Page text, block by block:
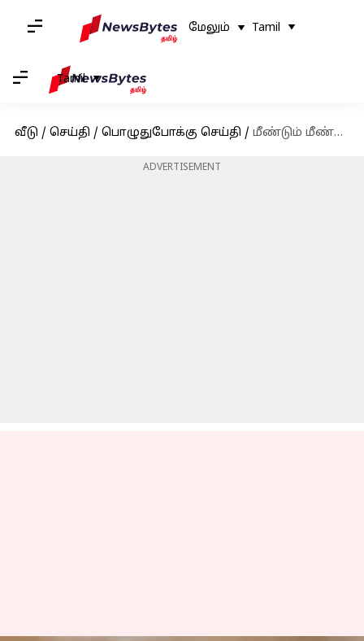
மேலும் Tamil
Tamil
வீடு / செய்தி / பொழுதுபோக்கு செய்தி / மீண்டும் மீண்டுமா? விக்னேஷ் சிவனுக்கு வந்த அடுத்த சோதனை
ADVERTISEMENT